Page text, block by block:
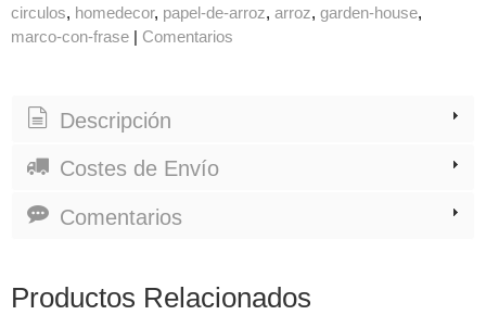
circulos
homedecor papel-de-arroz arroz garden-house
marco-con-frase
Comentarios
Descripción
Costes de Envío
Comentarios
Productos Relacionados